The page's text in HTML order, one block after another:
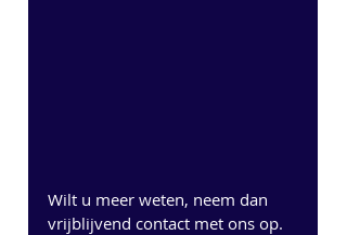
Wilt u meer weten, neem dan
vrijblijvend contact met ons op.